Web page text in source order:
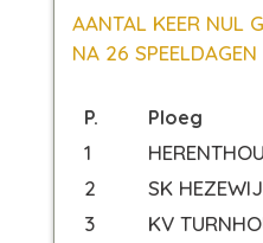
AANTAL KEER NUL
NA 26 SPEELDAGEN
P. Ploeg
1
2
SK
3
KV